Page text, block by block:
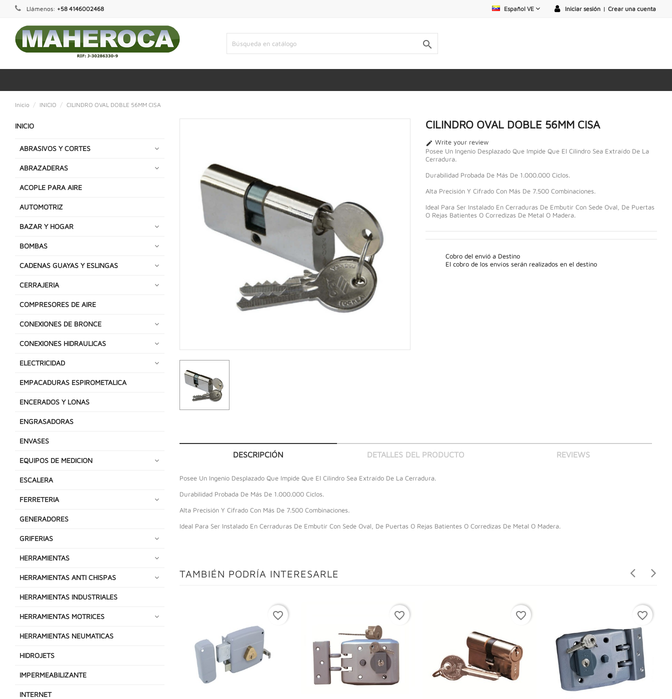
Llámenos: +58 4146002468 Iniciar sesión | Crear una cuenta
Español VE

Inicio INICIO CILINDRO OVAL DOBLE 56MM CISA
INICIO
ABRASIVOS Y CORTES
ABRAZADERAS
ACOPLE PARA AIRE
AUTOMOTRIZ
BAZAR Y HOGAR
BOMBAS
CADENAS GUAYAS Y ESLINGAS
CERRAJERIA
COMPRESORES DE AIRE
CONEXIONES DE BRONCE
CONEXIONES HIDRAULICAS
ELECTRICIDAD
EMPACADURAS ESPIROMETALICA
ENCERADOS Y LONAS
ENGRASADORAS
ENVASES
EQUIPOS DE MEDICION
ESCALERA
FERRETERIA
GENERADORES
GRIFERIAS
HERRAMIENTAS
HERRAMIENTAS ANTI CHISPAS
HERRAMIENTAS INDUSTRIALES
HERRAMIENTAS MOTRICES
HERRAMIENTAS NEUMATICAS
HIDROJETS
IMPERMEABILIZANTE
INTERNET
CILINDRO OVAL DOBLE 56MM CISA
 Write your review
Posee Un Ingenio Desplazado Que Impide Que El Cilindro Sea Extraído De La
Cerradura.
Durabilidad Probada De Más De 1.000.000 Ciclos.
Alta Precisión Y Cifrado Con Más De 7.500 Combinaciones.
Ideal Para Ser Instalado En Cerraduras De Embutir Con Sede Oval, De Puertas
O Rejas Batientes O Corredizas De Metal O Madera.
Cobro del envió a Destino
El cobro de los envíos serán realizados en el destino
DESCRIPCIÓN DETALLES DEL PRODUCTO REVIEWS
Posee Un Ingenio Desplazado Que Impide Que El Cilindro Sea Extraído De La Cerradura.
Durabilidad Probada De Más De 1.000.000 Ciclos.
Alta Precisión Y Cifrado Con Más De 7.500 Combinaciones.
Ideal Para Ser Instalado En Cerraduras De Embutir Con Sede Oval, De Puertas O Rejas Batientes O Corredizas De Metal O Madera.
TAMBIÉN PODRÍA INTERESARLE
favorite_border favorite_border favorite_border favorite_border